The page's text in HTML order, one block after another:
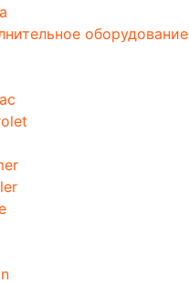
оборудование